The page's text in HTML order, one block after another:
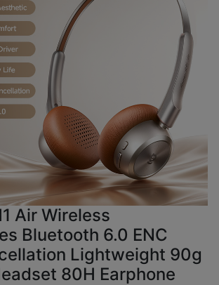
Air Wireless
Bluetooth 6.0 ENC
Lightweight 90g
80H Earphone